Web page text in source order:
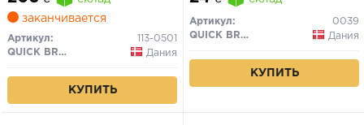
заканчивается
Артикул:
113-0501
QUICK BRAKE
Дания
КУПИТЬ
Артикул:
0039
QUICK BRAKE
Дания
КУПИТЬ